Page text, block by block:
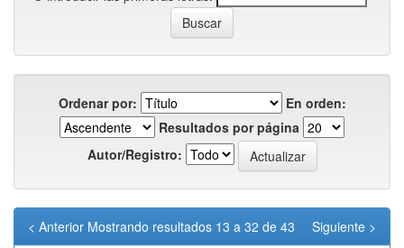
Ordenar por:
En orden:
Resultados por página
Autor/Registro:
Mostrando resultados 13 a 32 de 43
< Anterior
Siguiente >